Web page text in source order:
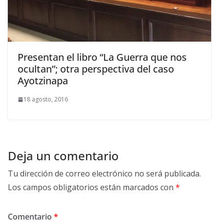
Presentan el libro “La Guerra que nos
ocultan”; otra perspectiva del caso
Ayotzinapa
18 agosto, 2016
Deja un comentario
Tu dirección de correo electrónico no será publicada.
Los campos obligatorios están marcados con *
Comentario *